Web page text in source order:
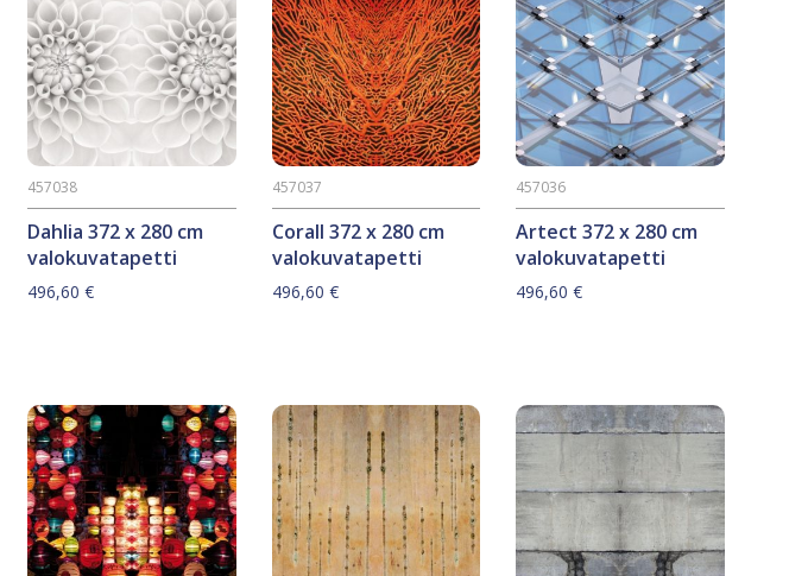
Dahlia 372 x 280 cm
valokuvatapetti
457038
496,60 €
Corall 372 x 280 cm
valokuvatapetti
457037
496,60 €
Artect 372 x 280 cm
valokuvatapetti
457036
496,60€